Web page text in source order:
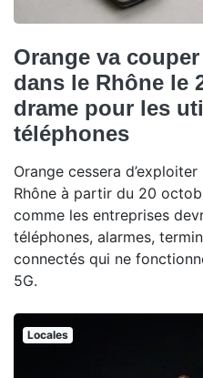
Orange va
dans le Rhône le
drame pour les
téléphones
Orange cessera
Rhône à partir du 20
comme les entreprises
téléphones, alarmes,
connectés qui ne
5G.
Locales